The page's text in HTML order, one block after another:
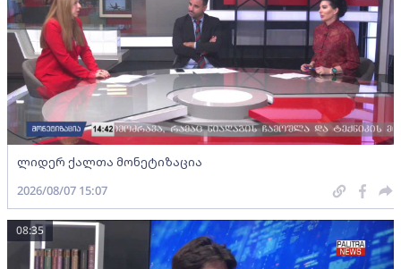
ლიდერ ქალთა მონეტიზაცია
2026/08/07 15:07
08:35